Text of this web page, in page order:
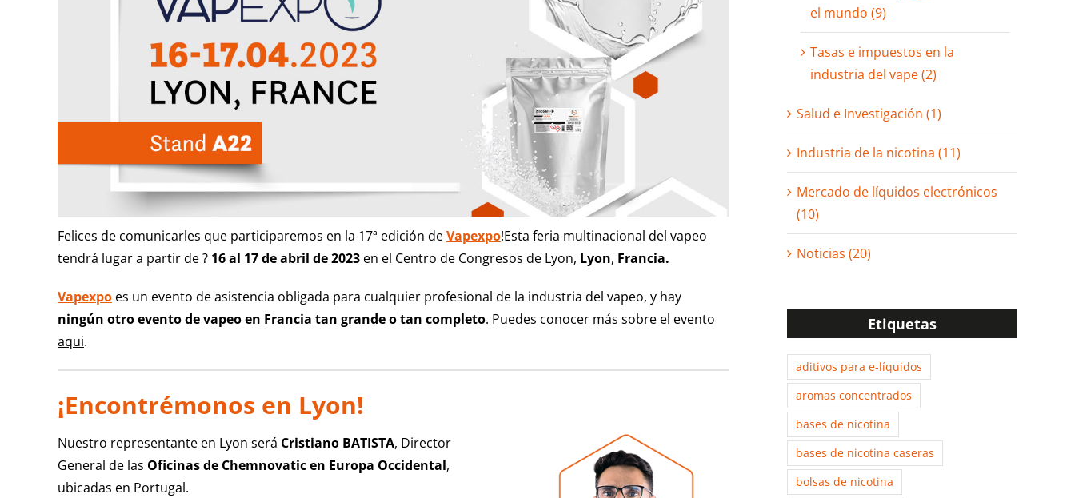
Felices de comunicarles que participaremos en la 17ª edición deVapexpo!Esta feria multinacional del vapeo
tendrá lugar a partir de ?16 al 17 de abril de 2023 en el Centro de Congresos de Lyon, Lyon, Francia.
Vapexpo es un evento de asistencia obligada para cualquier profesional de la industria del vapeo, y hay
ningún otro evento de vapeo en Francia tan grande o tan completo. Puedes conocer más sobre el evento
aqui.
¡Encontrémonos en Lyon!
Nuestro representante en Lyon será Cristiano BATISTA, Director
General de las Oficinas de Chemnovatic en Europa Occidental,
ubicadas en Portugal.
el mundo (9)
Tasas e impuestos en la
industria del vape (2)
Salud e Investigación (1)
Industria de la nicotina (11)
Mercado de líquidos electrónicos
(10)
Noticias (20)
Etiquetas
aditivos para e-líquidos
aromas concentrados
bases de nicotina
bases de nicotina caseras
bolsas de nicotina